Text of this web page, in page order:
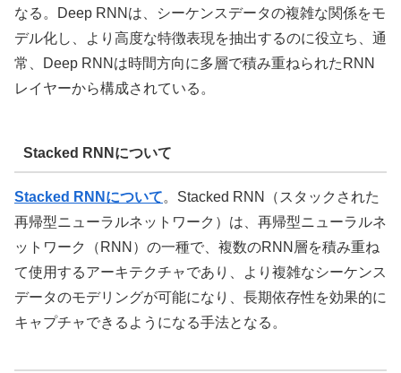
なる。Deep RNNは、シーケンスデータの複雑な関係をモ
デル化し、より高度な特徴表現を抽出するのに役立ち、通
常、Deep RNNは時間方向に多層で積み重ねられたRNN
レイヤーから構成されている。
Stacked RNNについて
Stacked RNNについて。Stacked RNN（スタックされた
再帰型ニューラルネットワーク）は、再帰型ニューラルネ
ットワーク（RNN）の一種で、複数のRNN層を積み重ね
て使用するアーキテクチャであり、より複雑なシーケンス
データのモデリングが可能になり、長期依存性を効果的に
キャプチャできるようになる手法となる。